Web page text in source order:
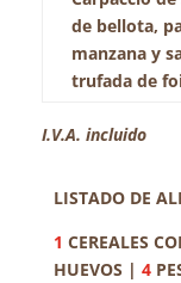
de bellota,
manzana y
trufada de
I.V.A. incluido
LISTADO DE
1 CEREALES
HUEVOS | 4